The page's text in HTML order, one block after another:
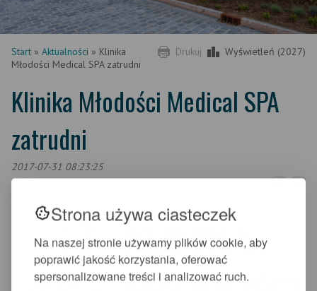
Strona używa ciasteczek
Na naszej stronie używamy plików cookie, aby
poprawić jakość korzystania, oferować
spersonalizowane treści i analizować ruch.
Drukuj Wyświetleń (2027)
Start » Aktualności » Klinika
Młodości Medical SPA zatrudni
Klinika Młodości Medical SPA
zatrudni
2017-07-31 08:23:25
+ -